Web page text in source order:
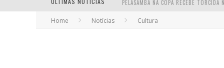
Home Notícias Cultura